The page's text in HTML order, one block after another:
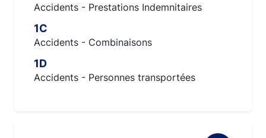
Accidents - Prestations Indemnitaires
1C
Accidents - Combinaisons
1D
Accidents - Personnes transportées